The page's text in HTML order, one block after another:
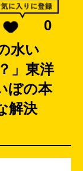
0
水い
」東洋
ぼの本
解決